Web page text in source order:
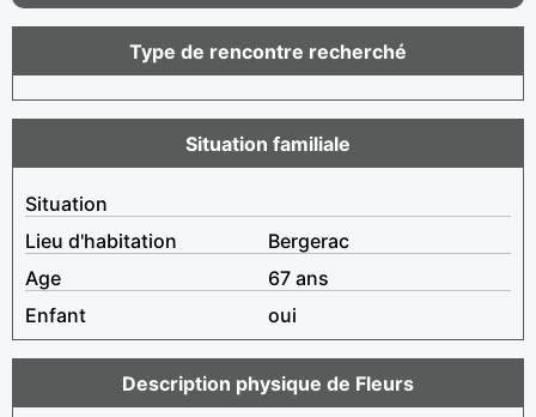
Type de rencontre recherché
Situation familiale
Situation
Lieu d'habitation
Bergerac
Age
67 ans
Enfant
oui
Description physique de Fleurs